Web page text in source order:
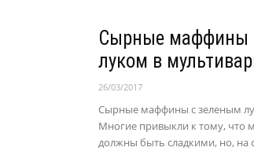
Сырные маффины
луком в
26/03/2017
Сырные маффины с зеленым
Многие привыкли к тому, что
должны быть сладкими, но, на